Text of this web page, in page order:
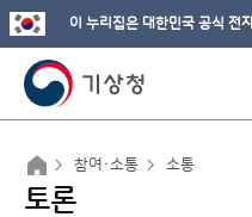
이 누리집은 대한민국 공식 전
참여·소통 소통
토론